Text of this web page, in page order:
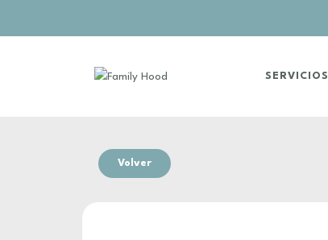
SERVICIOS
Volver